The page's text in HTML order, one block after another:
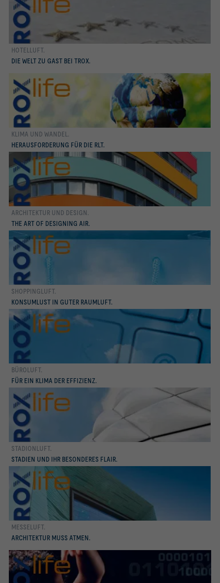
HOTELLUFT.
DIE WELT ZU GAST BEI TROX.
mehr erfahren
KLIMA UND WANDEL.
HERAUSFORDERUNG FÜR DIE RLT.
mehr erfahren
ARCHITEKTUR UND DESIGN.
THE ART OF DESIGNING AIR.
mehr erfahren
SHOPPINGLUFT.
KONSUMLUST IN GUTER RAUMLUFT.
mehr erfahren
BÜROLUFT.
FÜR EIN KLIMA DER EFFIZIENZ.
mehr erfahren
STADIONLUFT.
STADIEN UND IHR BESONDERES FLAIR.
mehr erfahren
MESSELUFT.
ARCHITEKTUR MUSS ATMEN.
mehr erfahren